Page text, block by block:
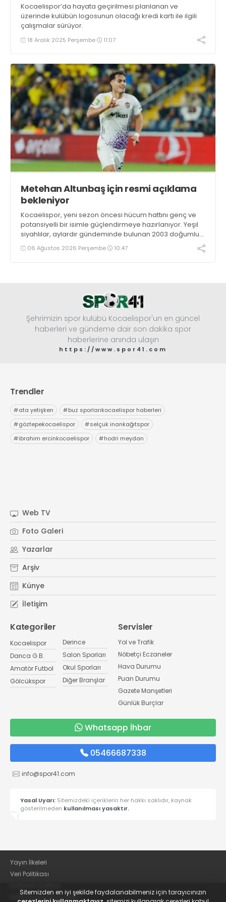
Kocaelispor’da hayata geçirilmesi planlanan ve
üzerinde kulübün logosunun olacağı kredi kartı ile ilgili
çalışmalar sürüyor.
18 Aralık 2025 Perşembe 11:07
Metehan Altunbaş için resmi açıklama
bekleniyor
Kocaelispor, yeni sezon öncesi hücum hattını genç ve
potansiyelli bir isimle güçlendirmeye hazırlanıyor. Yeşil
siyahlılar, aylardır gündeminde bulunan 2003 doğumlu
santrfor Metehan Altunbaş transferinde sona hayli
yaklaştı.
06 Ağustos 2026 Perşembe 10:47
Şehrimizin spor kulübü Kocaelispor'un en güncel
haberleri ve gündeme dair son dakika spor
haberlerine anında ulaşın
https://www.spor41.com
Trendler
#ata yetişken #buz sporlarıkocaelispor haberleri
#göztepekocaelispor #selçuk inankağıtspor
#ibrahim ercinkocaelispor #hodri meydan
Web TV
Foto Galeri
Yazarlar
Arşiv
Künye
İletişim
Kategoriler
Kocaelispor
Darıca G.B.
Amatör Futbol
Gölcükspor
Derince
Salon Sporları
Okul Sporları
Diğer Branşlar
Servisler
Yol ve Trafik
Nöbetçi Eczaneler
Hava Durumu
Puan Durumu
Gazete Manşetleri
Günlük Burçlar
Whatsapp İhbar
05466687338
info@spor41.com
Yasal Uyarı: Sitemizdeki içeriklerin her hakkı saklıdır, kaynak
gösterilmeden kullanılması yasaktır.
Yayın İlkeleri
Veri Politikası
KVKK Aydınlatma Metni
Sitemizden en iyi şekilde faydalanabilmeniz için tarayıcınızın